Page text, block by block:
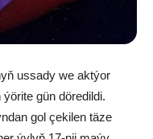
ussady we aktýor
gün döredildi.
gol çekilen täze